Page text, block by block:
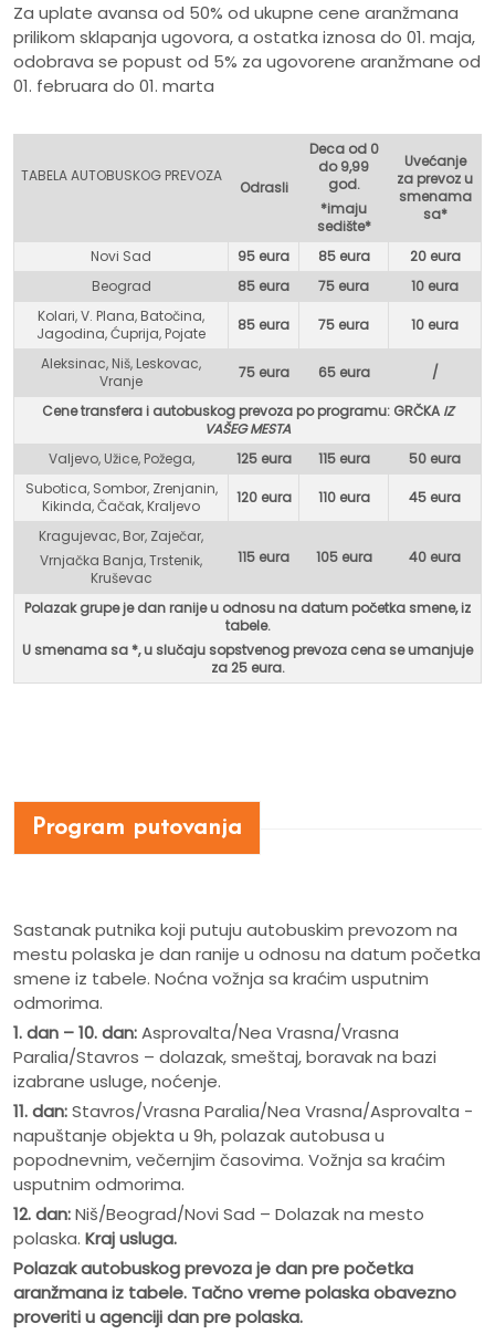
Za uplate avansa od 50% od ukupne cene aranžmana
prilikom sklapanja ugovora, a ostatka iznosa do 01. maja,
odobrava se popust od 5% za ugovorene aranžmane od
01. februara do 01. marta
TABELA AUTOBUSKOG PREVOZA
Odrasli
Deca od 0
do 9,99
god.
*imaju
sedište*
Uvećanje
za prevoz u
smenama
sa*
Novi Sad 95 eura 85 eura
20 eura
Beograd
85 eura 75 eura
10 eura
Kolari, V. Plana, Batočina,
Jagodina, Ćuprija, Pojate
85 eura 75 eura 10 eura
Aleksinac, Niš, Leskovac,
Vranje
75 eura 65 eura /
Cene transfera i autobuskog prevoza po programu: GRČKA IZ
VAŠEG MESTA
Valjevo, Užice, Požega,
125 eura 115 eura
50 eura
Subotica, Sombor, Zrenjanin,
Kikinda, Čačak, Kraljevo
120 eura 110 eura 45 eura
Kragujevac, Bor, Zaječar,
Vrnjačka Banja, Trstenik,
Kruševac
115 eura 105 eura 40 eura
Polazak grupe je dan ranije u odnosu na datum početka smene, iz
tabele.
U smenama sa *, uslučaju sopstvenog prevoza cena se umanjuje
za 25 eura.
Program putovanja
Sastanak putnika koji putuju autobuskim prevozom na
mestu polaska je dan ranije u odnosu na datum početka
smene iz tabele. Noćna vožnja sa kraćim usputnim
odmorima.
1. dan – 10. dan:Asprovalta/Nea Vrasna/Vrasna
Paralia/Stavros – dolazak, smeštaj, boravak na bazi
izabrane usluge, noćenje.
11. dan:Stavros/Vrasna Paralia/Nea Vrasna/Asprovalta -
napuštanje objekta u 9h, polazak autobusa u
popodnevnim, večernjim časovima. Vožnja sa kraćim
usputnim odmorima.
12. dan:Niš/Beograd/Novi Sad – Dolazak na mesto
polaska. Kraj usluga.
Polazak autobuskog prevoza je dan pre početka
aranžmana iz tabele. Tačno vreme polaska obavezno
proveriti u agenciji dan pre polaska.